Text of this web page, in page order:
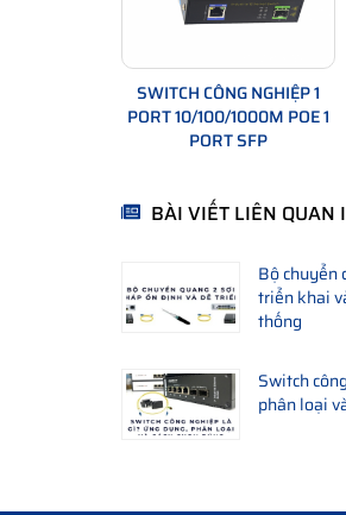
SWITCH CÔNG NGHIỆP 1
PORT 10/100/1000M POE 1
PORT SFP
BÀI VIẾT LIÊN QUAN
Bộ chuyển
triển khai
thống
Switch
phân loại